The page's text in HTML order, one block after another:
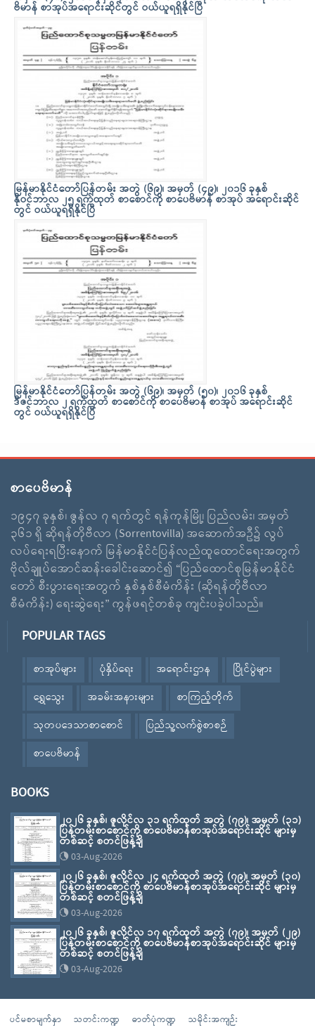
ဗိမာန် စာအုပ်အရောင်းဆိုင်တွင် ဝယ်ယူရရှိနိုင်ပြီ
မြန်မာနိုင်ငံတော်ပြန်တမ်း အတွဲ (၆၉)၊ အမှတ် (၄၉)၊ ၂၀၁၆ ခုနှစ်
နိုဝင်ဘာလ ၂၅ ရက်ထုတ် စာစောင်ကို စာပေဗိမာန် စာအုပ် အရောင်းဆိုင်
တွင် ဝယ်ယူရရှိနိုင်ပြီ
မြန်မာနိုင်ငံတော်ပြန်တမ်း အတွဲ (၆၉)၊ အမှတ် (၅၀)၊ ၂၀၁၆ ခုနှစ်
ဒီဇင်ဘာလ ၂ ရက်ထုတ် စာစောင်ကို စာပေဗိမာန် စာအုပ် အရောင်းဆိုင်
တွင် ဝယ်ယူရရှိနိုင်ပြီ
စာပေဗိမာန်
၁၉၄၇ ခုနှစ်၊ ဇွန်လ ၇ ရက်တွင် ရန်ကုန်မြို့၊ ပြည်လမ်း၊ အမှတ်
၃၆၁ ရှိ ဆိုရန်တိုဗီလာ (Sorrentovilla) အဆောက်အဦ၌ လွပ်
လပ်ရေးရပြီးနောက် မြန်မာနိုင်ငံပြန်လည်ထူထောင်ရေးအတွက်
ဗိုလ်ချူပ်အောင်ဆန်းခေါင်းဆောင်၍ “ပြည်ထောင်စုမြန်မာနိုင်ငံ
တော် စီးပွားရေးအတွက် နှစ်နှစ်စီမံကိန်း (ဆိုရန်တိုဗီလာ
စီမံကိန်း) ရေးဆွဲရေး” ကွန်ဖရင့်တစ်ခု ကျင်းပခဲ့ပါသည်။
POPULAR TAGS
စာအုပ်များ ပုံနှိပ်ရေး အရောင်းဌာန
ပြိုင်ပွဲများ
ရွှေသွေး
အခမ်းအနားများ
စာကြည့်တိုက်
သုတပဒေသာစာစောင်
ပြည်သူ့လက်စွဲစာစဉ်
စာပေဗိမာန်
BOOKS
၂၀၂၆ ခုနှစ်၊ ဇူလိုင်လ ၃၁ ရက်ထုတ် အတွဲ (၇၉)၊ အမှတ် (၃၁)
ပြန်တမ်းစာစောင်ကို စာပေဗိမာန်စာအုပ်အရောင်းဆိုင် များမှ
တစ်ဆင့် စတင်ဖြန့်ချိ
03-Aug-2026
၂၀၂၆ ခုနှစ်၊ ဇူလိုင်လ ၂၄ ရက်ထုတ် အတွဲ (၇၉)၊ အမှတ် (၃၀)
ပြန်တမ်းစာစောင်ကို စာပေဗိမာန်စာအုပ်အရောင်းဆိုင် များမှ
တစ်ဆင့် စတင်ဖြန့်ချိ
03-Aug-2026
၂၀၂၆ ခုနှစ်၊ ဇူလိုင်လ ၁၇ ရက်ထုတ် အတွဲ (၇၉)၊ အမှတ် (၂၉)
ပြန်တမ်းစာစောင်ကို စာပေဗိမာန်စာအုပ်အရောင်းဆိုင် များမှ
တစ်ဆင့် စတင်ဖြန့်ချိ
03-Aug-2026
ပင်မစာမျက်နှာ သတင်းကဏ္ဍ ဓာတ်ပုံကဏ္ဍ သမိုင်းအကျဉ်း